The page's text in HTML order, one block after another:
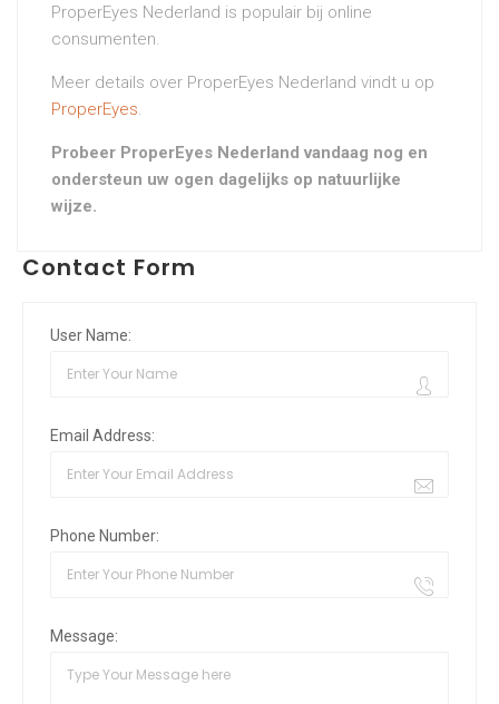
ProperEyes Nederland is populair bij online
consumenten.
Meer details over ProperEyes Nederland vindt u op
ProperEyes.
Probeer ProperEyes Nederland vandaag nog en
ondersteun uw ogen dagelijks op natuurlijke
wijze.
Contact Form
User Name:
Email Address:
Phone Number:
Message: